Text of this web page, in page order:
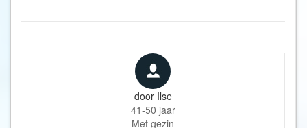
door Ilse
41-50 jaar
Met gezin